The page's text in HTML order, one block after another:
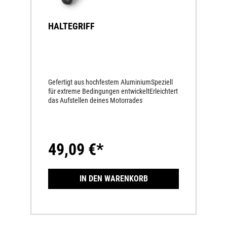
HALTEGRIFF
Gefertigt aus hochfestem AluminiumSpeziell
für extreme Bedingungen entwickeltErleichtert
das Aufstellen deines Motorrades
49,09 €*
IN DEN WARENKORB